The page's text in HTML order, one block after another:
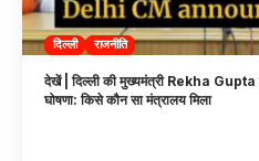
दिल्ली राजनीति
देखें | दिल्ली की मुख्यमंत्री Rekha Gupta
घोषणा: किसे कौन सा मंत्रालय मिला